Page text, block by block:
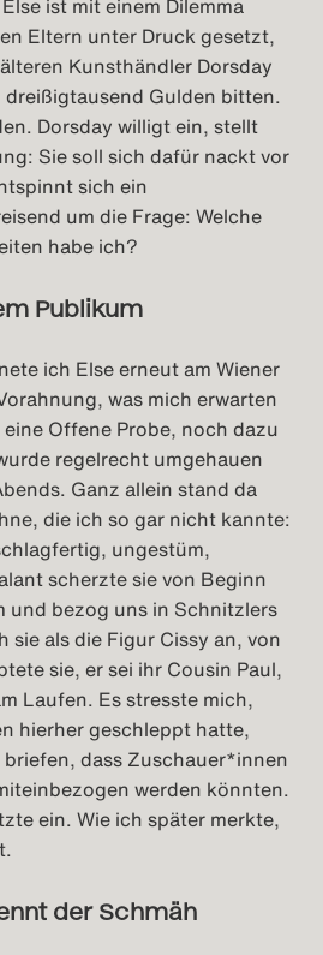
Eltern unter Druck gesetzt,
Kunsthändler Dorsday
dreißigtausend Gulden bitten.
Dorsday willigt ein, stellt
Sie soll sich dafür nackt vor
sich ein
um die Frage: Welche
habe ich?
Publikum
ich Else erneut am Wiener
was mich erwarten
Offene Probe, noch dazu
regelrecht umgehauen
Ganz allein stand da
die ich so gar nicht kannte:
ungestüm,
scherzte sie von Beginn
und bezog uns in Schnitzlers
sie als die Figur Cissy an, von
sie, er sei ihr Cousin Paul,
Laufen. Es stresste mich,
hierher geschleppt hatte,
dass Zuschauer*innen
werden könnten.
ein. Wie ich später merkte,
der Schmäh